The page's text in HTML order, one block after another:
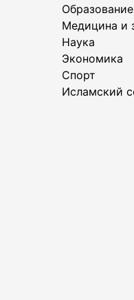
Образование
Медицина и
Наука
Экономика
Спорт
Исламский